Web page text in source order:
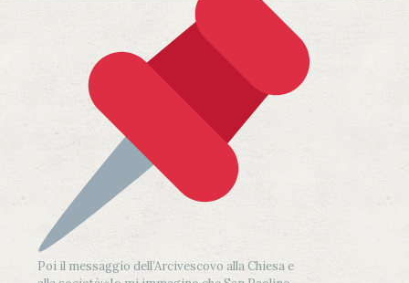
Poi il messaggio dell’Arcivescovo alla Chiesa e